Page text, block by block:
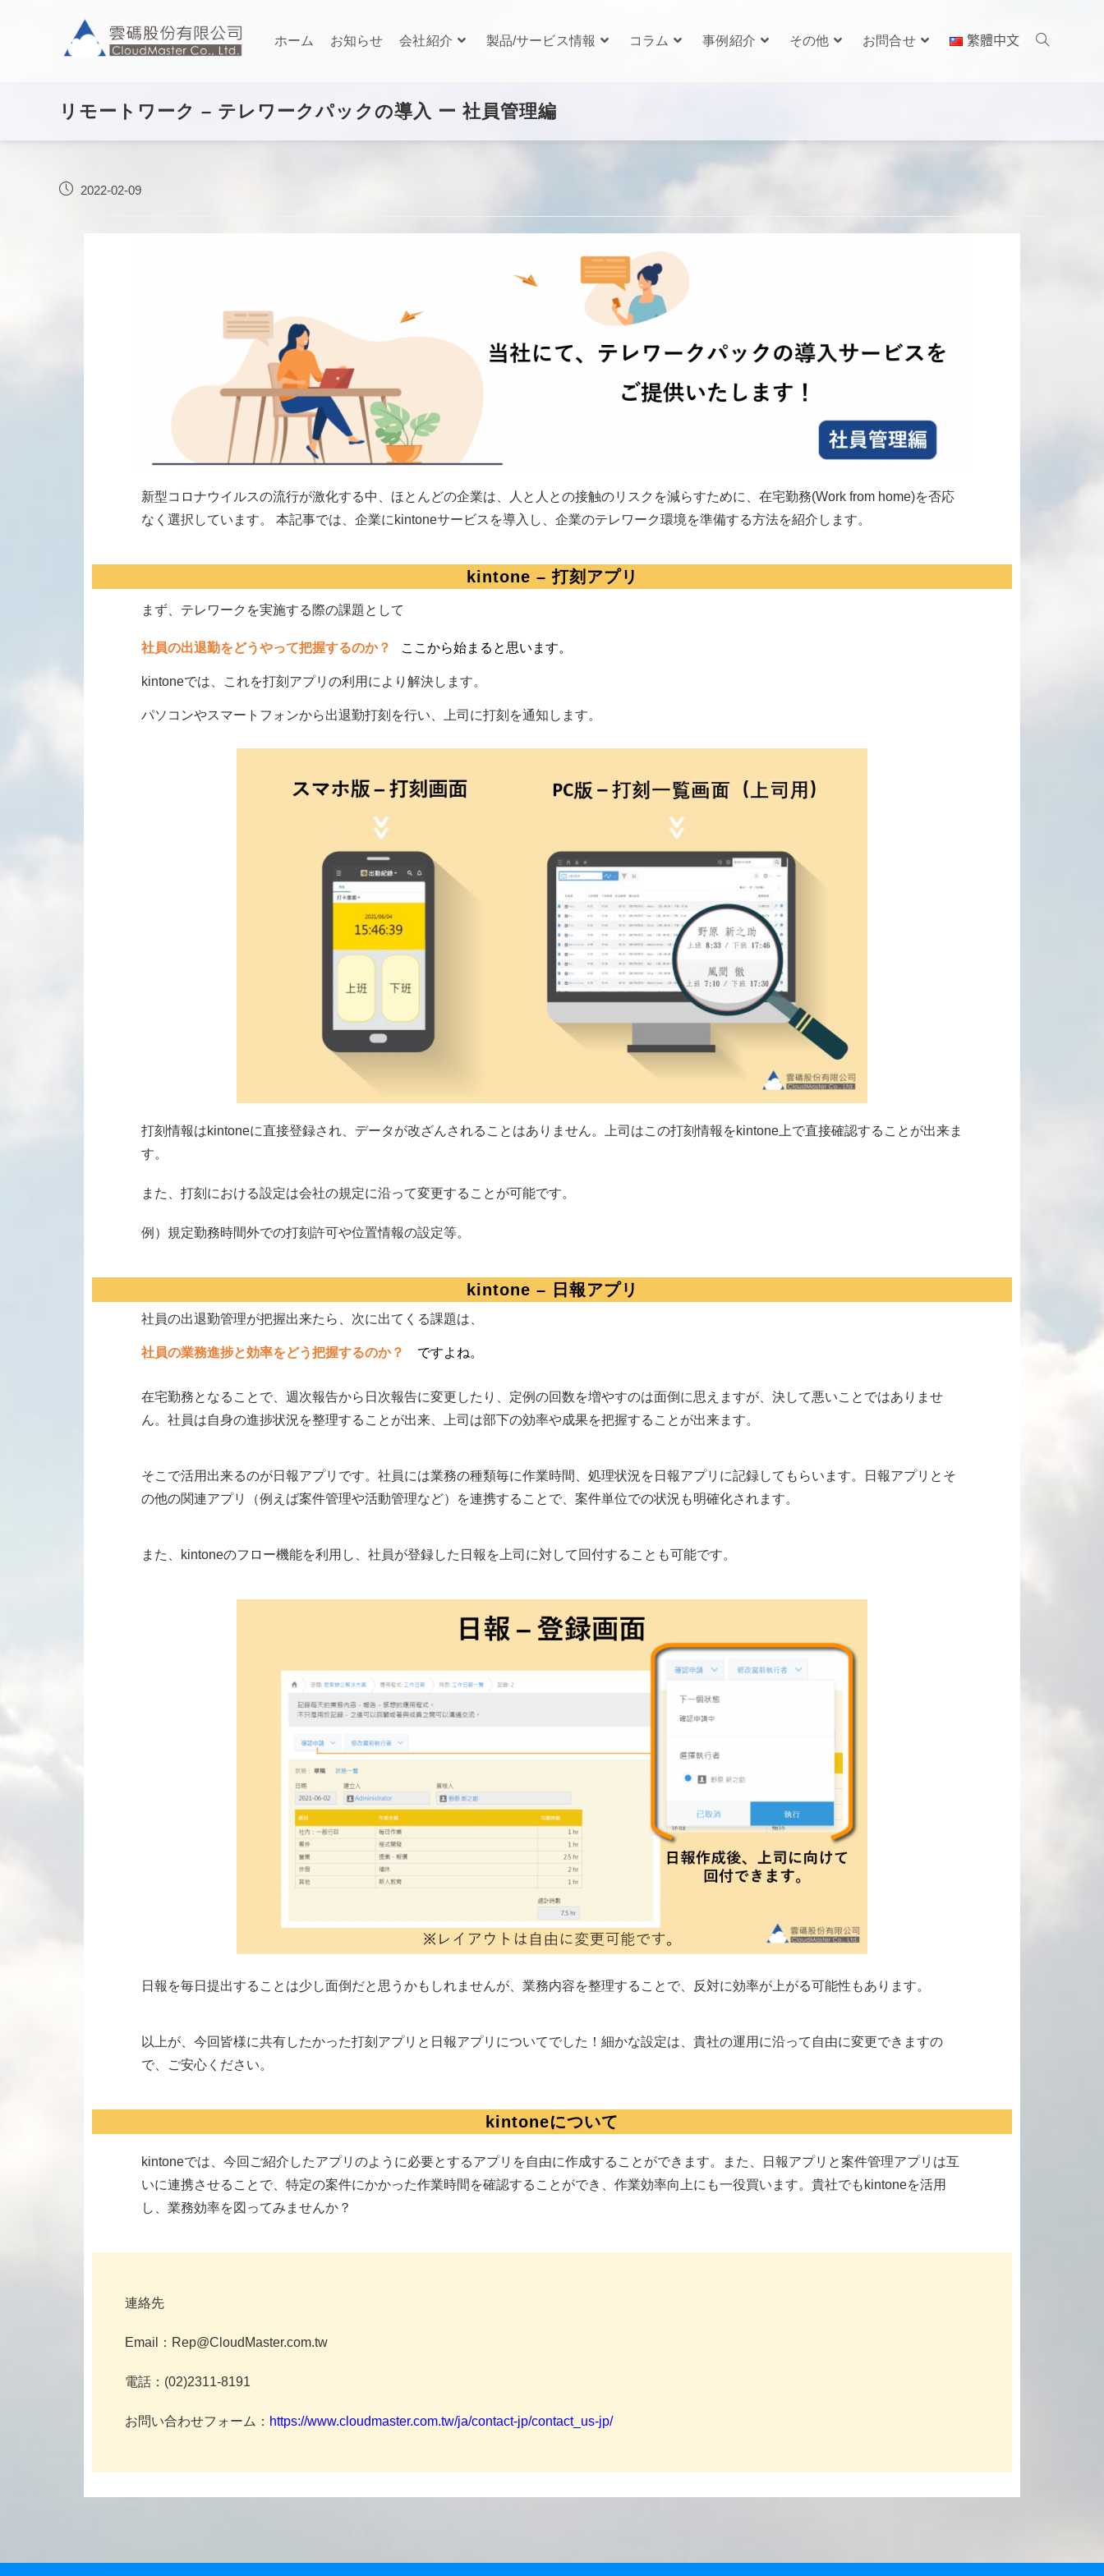
ホーム お知らせ 会社紹介 製品/サービス情報 コラム 事例紹介 その他 お問合せ 繁體中文
リモートワーク – テレワークパックの導入 ー 社員管理編
2022-02-09
新型コロナウイルスの流行が激化する中、ほとんどの企業は、人と人との接触のリスクを減らすために、在宅勤務(Work from home)を否応
なく選択しています。 本記事では、企業にkintoneサービスを導入し、企業のテレワーク環境を準備する方法を紹介します。
kintone – 打刻アプリ
まず、テレワークを実施する際の課題として
社員の出退勤をどうやって把握するのか？ ここから始まると思います。
kintoneでは、これを打刻アプリの利用により解決します。
パソコンやスマートフォンから出退勤打刻を行い、上司に打刻を通知します。
打刻情報はkintoneに直接登録され、データが改ざんされることはありません。上司はこの打刻情報をkintone上で直接確認することが出来ま
す。
また、打刻における設定は会社の規定に沿って変更することが可能です。
例）規定勤務時間外での打刻許可や位置情報の設定等。
kintone – 日報アプリ
社員の出退勤管理が把握出来たら、次に出てくる課題は、
社員の業務進捗と効率をどう把握するのか？ ですよね。
在宅勤務となることで、週次報告から日次報告に変更したり、定例の回数を増やすのは面倒に思えますが、決して悪いことではありませ
ん。社員は自身の進捗状況を整理することが出来、上司は部下の効率や成果を把握することが出来ます。
そこで活用出来るのが日報アプリです。社員には業務の種類毎に作業時間、処理状況を日報アプリに記録してもらいます。日報アプリとそ
の他の関連アプリ（例えば案件管理や活動管理など）を連携することで、案件単位での状況も明確化されます。
また、kintoneのフロー機能を利用し、社員が登録した日報を上司に対して回付することも可能です。
日報を毎日提出することは少し面倒だと思うかもしれませんが、業務内容を整理することで、反対に効率が上がる可能性もあります。
以上が、今回皆様に共有したかった打刻アプリと日報アプリについてでした！細かな設定は、貴社の運用に沿って自由に変更できますの
で、ご安心ください。
kintoneについて
kintoneでは、今回ご紹介したアプリのように必要とするアプリを自由に作成することができます。また、日報アプリと案件管理アプリは互
いに連携させることで、特定の案件にかかった作業時間を確認することができ、作業効率向上にも一役買います。貴社でもkintoneを活用
し、業務効率を図ってみませんか？
連絡先
Email：Rep@CloudMaster.com.tw
電話：(02)2311-8191
お問い合わせフォーム： https://www.cloudmaster.com.tw/ja/contact-jp/contact_us-jp/